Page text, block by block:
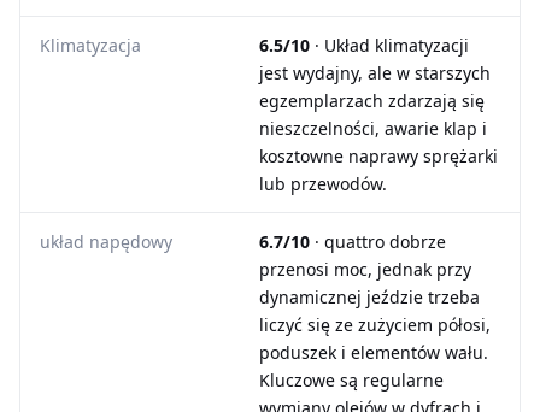
Klimatyzacja 6.5/10 · Układ klimatyzacji
jest wydajny, ale w starszych
egzemplarzach zdarzają się
nieszczelności, awarie klap i
kosztowne naprawy sprężarki
lub przewodów.
układ napędowy 6.7/10 · quattro dobrze
przenosi moc, jednak przy
dynamicznej jeździe trzeba
liczyć się ze zużyciem półosi,
poduszek i elementów wału.
Kluczowe są regularne